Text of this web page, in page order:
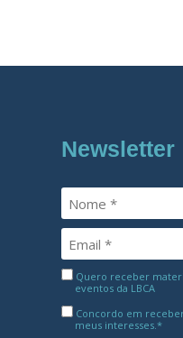
Newsletter
Quero receber
eventos da LBCA
Concordo em
meus interesses.*